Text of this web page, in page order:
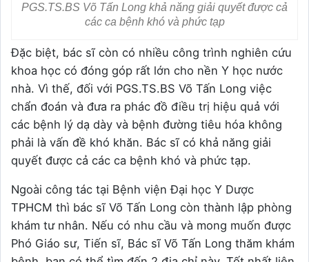
PGS.TS.BS Võ Tấn Long khả năng giải quyết được cả
các ca bệnh khó và phức tạp
Đặc biệt, bác sĩ còn có nhiều công trình nghiên cứu
khoa học có đóng góp rất lớn cho nền Y học nước
nhà. Vì thế, đối với PGS.TS.BS Võ Tấn Long việc
chẩn đoán và đưa ra phác đồ điều trị hiệu quả với
các bệnh lý dạ dày và bệnh đường tiêu hóa không
phải là vấn đề khó khăn. Bác sĩ có khả năng giải
quyết được cả các ca bệnh khó và phức tạp.
Ngoài công tác tại Bệnh viện Đại học Y Dược
TPHCM thì bác sĩ Võ Tấn Long còn thành lập phòng
khám tư nhân. Nếu có nhu cầu và mong muốn được
Phó Giáo sư, Tiến sĩ, Bác sĩ Võ Tấn Long thăm khám